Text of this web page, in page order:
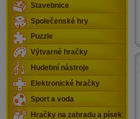
Stavebnice
Společenské hry
Puzzle
Výtvarné hračky
Hudební nástroje
Elektronické hračky
Sport a voda
Hračky na zahradu a písek